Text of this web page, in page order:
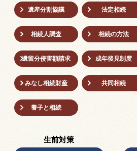
遺産分割協議 法定相続
相続人調査 相続の方法
遺留分侵害額請求 成年後⾒制度
みなし相続財産 共同相続
養子と相続
生前対策